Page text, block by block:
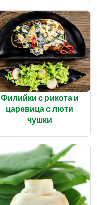
Филийки с рикота и
царевица с люти
чушки